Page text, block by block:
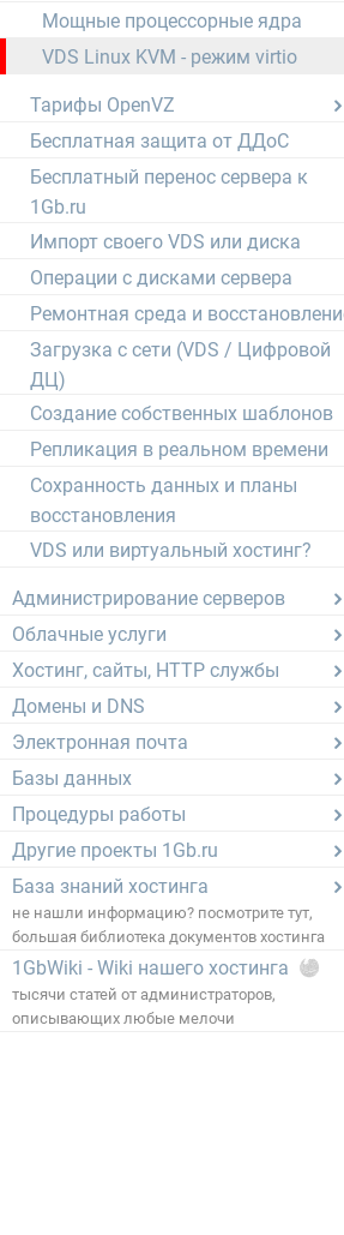
Мощные процессорные ядра
VDS Linux KVM - режим virtio
Тарифы OpenVZ
Бесплатная защита от ДДоС
Бесплатный перенос сервера к
1Gb.ru
Импорт своего VDS или диска
Операции с дисками сервера
Ремонтная среда и
Загрузка с сети (VDS / Цифровой
ДЦ)
Создание собственных шаблонов
Репликация в реальном времени
Сохранность данных и планы
восстановления
VDS или виртуальный хостинг?
Администрирование серверов
Облачные услуги
Хостинг, сайты, HTTP службы
Домены и DNS
Электронная почта
Базы данных
Процедуры работы
Другие проекты 1Gb.ru
База знаний хостинга
не нашли информацию? посмотрите тут,
большая библиотека документов хостинга
1GbWiki - Wiki нашего хостинга
тысячи статей от администраторов,
описывающих любые мелочи